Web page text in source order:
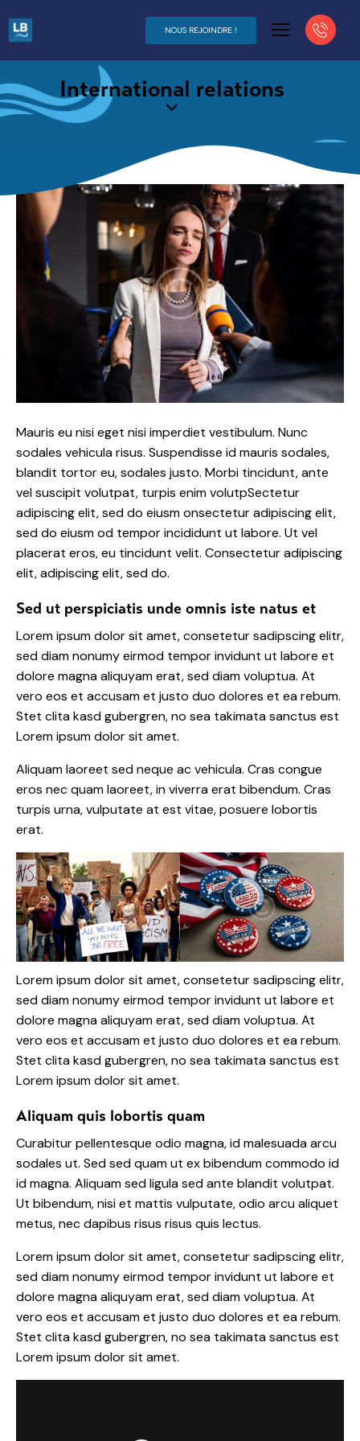
NOUS REJOINDRE !
International relations
Mauris eu nisi eget nisi imperdiet vestibulum. Nunc
sodales vehicula risus. Suspendisse id mauris sodales,
blandit tortor eu, sodales justo. Morbi tincidunt, ante
vel suscipit volutpat, turpis enim volutpSectetur
adipiscing elit, sed do eiusm onsectetur adipiscing elit,
sed do eiusm od tempor incididunt ut labore. Ut vel
placerat eros, eu tincidunt velit. Consectetur adipiscing
elit, adipiscing elit, sed do.
Sed ut perspiciatis unde omnis iste natus et
Lorem ipsum dolor sit amet, consetetur sadipscing elitr,
sed diam nonumy eirmod tempor invidunt ut labore et
dolore magna aliquyam erat, sed diam voluptua. At
vero eos et accusam et justo duo dolores et ea rebum.
Stet clita kasd gubergren, no sea takimata sanctus est
Lorem ipsum dolor sit amet.
Aliquam laoreet sed neque ac vehicula. Cras congue
eros nec quam laoreet, in viverra erat bibendum. Cras
turpis urna, vulputate at est vitae, posuere lobortis
erat.
Lorem ipsum dolor sit amet, consetetur sadipscing elitr,
sed diam nonumy eirmod tempor invidunt ut labore et
dolore magna aliquyam erat, sed diam voluptua. At
vero eos et accusam et justo duo dolores et ea rebum.
Stet clita kasd gubergren, no sea takimata sanctus est
Lorem ipsum dolor sit amet.
Aliquam quis lobortis quam
Curabitur pellentesque odio magna, id malesuada arcu
sodales ut. Sed sed quam ut ex bibendum commodo id
id magna. Aliquam sed ligula sed ante blandit volutpat.
Ut bibendum, nisi et mattis vulputate, odio arcu aliquet
metus, nec dapibus risus risus quis lectus.
Lorem ipsum dolor sit amet, consetetur sadipscing elitr,
sed diam nonumy eirmod tempor invidunt ut labore et
dolore magna aliquyam erat, sed diam voluptua. At
vero eos et accusam et justo duo dolores et ea rebum.
Stet clita kasd gubergren, no sea takimata sanctus est
Lorem ipsum dolor sit amet.